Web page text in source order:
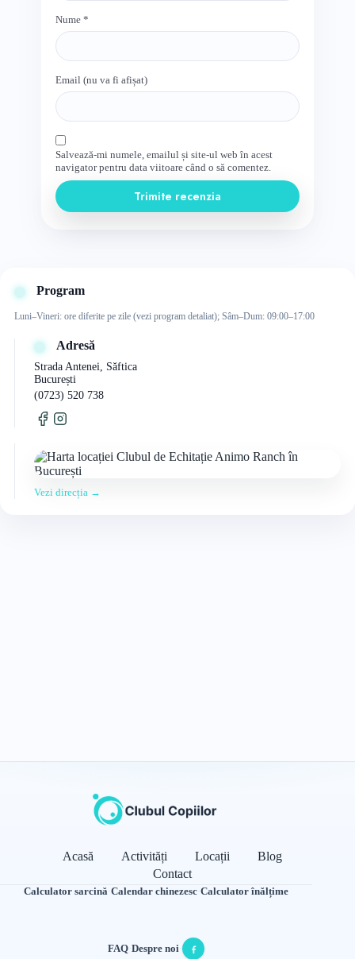
Nume *
Email (nu va fi afișat)
Salvează-mi numele, emailul și site-ul web în acest
navigator pentru data viitoare când o să comentez.
Trimite recenzia
Program
Luni–Vineri: ore diferite pe zile (vezi program detaliat); Sâm–Dum: 09:00–17:00
Adresă
Strada Antenei, Săftica
București
(0723) 520 738
Vezi direcția →
Acasă Activități Locații
Blog
Contact
Calculator sarcină·Calendar chinezesc·Calculator înălțime
FAQ·Despre noi·